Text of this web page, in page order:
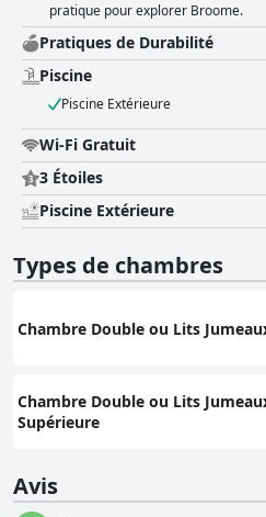
pratique pour explorer Broome.
Pratiques de Durabilité
Piscine
Piscine Extérieure
Wi-Fi Gratuit
3 Étoiles
Piscine Extérieure
Types de chambres
Chambre Double ou Lits
Chambre Double ou Lits
Supérieure
Avis